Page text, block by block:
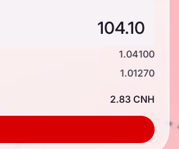
1.04100
1.01270
2.83 CNH